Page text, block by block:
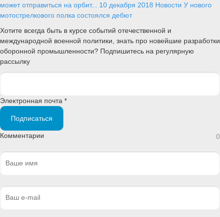
может отправиться на орбит... 10 декабря 2018 Новости У нового
мотострелкового полка состоялся дебют
Хотите всегда быть в курсе событий отечественной и
международной военной политики, знать про новейшие разработки
оборонной промышленности? Подпишитесь на регулярную
рассылку
Электронная почта *
Подписаться
Комментарии 0